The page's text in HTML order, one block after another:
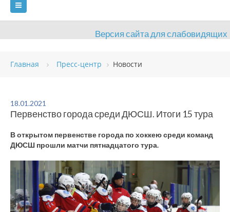
Версия сайта для слабовидящих
ГЛАВНАЯ
ВИДЫ СПОРТА
ОЦЕНКА КАЧЕСТВА ОБРАЗОВАНИЯ ВАКАНСИИ
ПЛАТНЫЕ УСЛУГИ КОНТАКТЫ
Главная Пресс-центр Новости
18.01.2021
Первенство города среди ДЮСШ. Итоги 15 тура
В открытом первенстве города по хоккею среди команд
ДЮСШ прошли матчи пятнадцатого тура.